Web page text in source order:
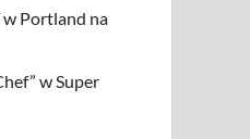
w Portland na
w Super